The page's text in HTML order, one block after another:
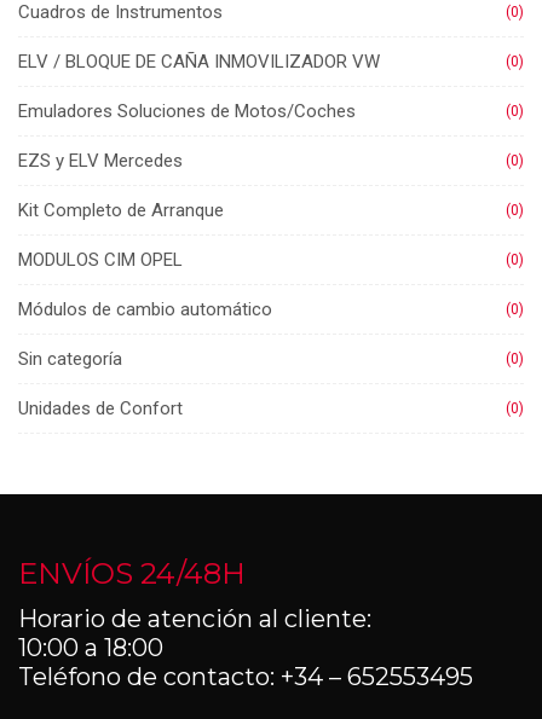
Cuadros de Instrumentos (0)
ELV / BLOQUE DE CAÑA INMOVILIZADOR VW (0)
Emuladores Soluciones de Motos/Coches (0)
EZS y ELV Mercedes (0)
Kit Completo de Arranque (0)
MODULOS CIM OPEL (0)
Módulos de cambio automático (0)
Sin categoría (0)
Unidades de Confort (0)
ENVÍOS 24/48H
Horario de atención al cliente:
10:00 a 18:00
Teléfono de contacto: +34 – 652553495